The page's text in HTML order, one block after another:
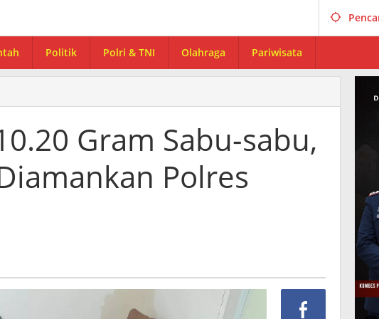
Politik Polri & TNI Olahraga Pariwisata
Gram Sabu-sabu,
Polres